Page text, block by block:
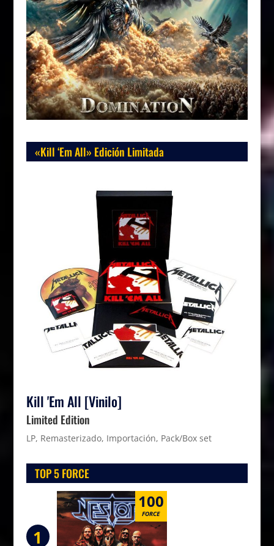
«Kill ‘Em All» Edición Limitada
Kill 'Em All [Vinilo]
Limited Edition
LP, Remasterizado, Importación, Pack/Box set
TOP 5 FORCE
1
100
FORCE